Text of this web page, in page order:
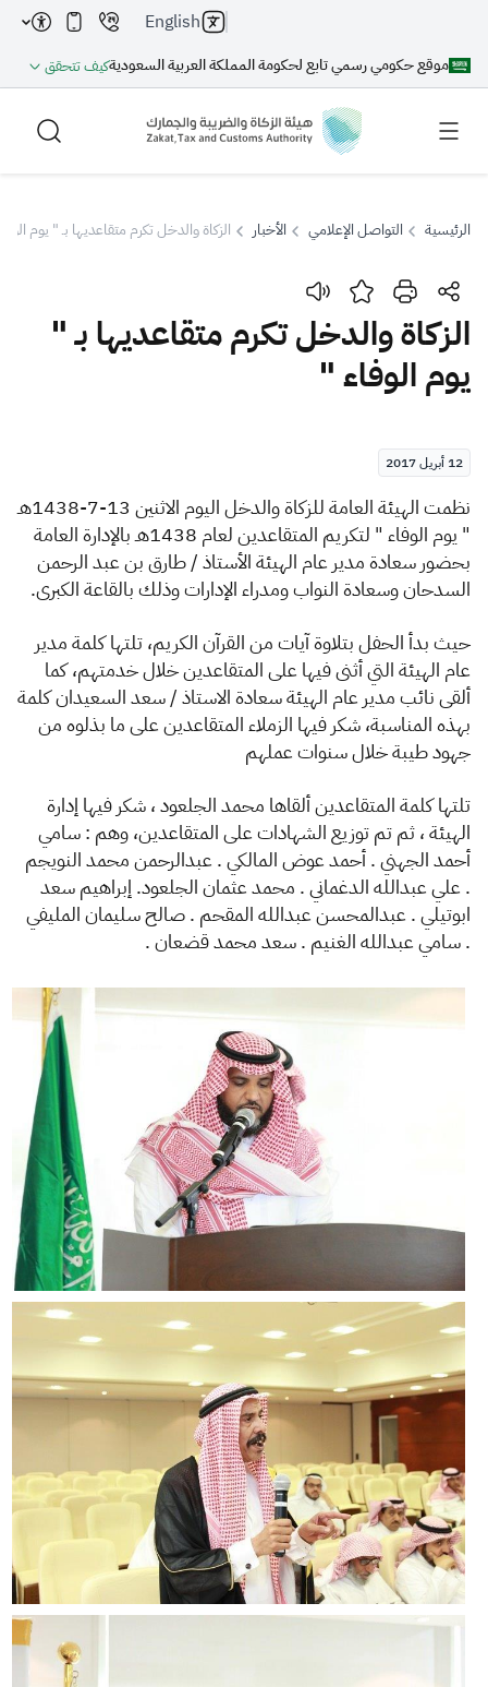
موقع حكومي رسمي تابع لحكومة المملكة العربية السعوديةكيف تتحقق
English
بحث
بحث بحث AI
اقتراحات
الإقرار الضريبي
التصرفات العقارية
الرئيسية التواصل الإعلامي الأخبار الزكاة والدخل تكرم متقاعديها بـ " يوم
الزكاة والدخل تكرم متقاعديها بـ "
يوم الوفاء "
12 أبريل 2017
نظمت الهيئة العامة للزكاة والدخل اليوم الاثنين 13-7-1438هـ
" يوم الوفاء " لتكريم المتقاعدين لعام 1438هـ بالإدارة العامة
بحضور سعادة مدير عام الهيئة الأستاذ / طارق بن عبد الرحمن
السدحان وسعادة النواب ومدراء الإدارات وذلك بالقاعة الكبرى.
حيث بدأ الحفل بتلاوة آيات من القرآن الكريم، تلتها كلمة مدير
عام الهيئة التي أثنى فيها على المتقاعدين خلال خدمتهم، كما
ألقى نائب مدير عام الهيئة سعادة الاستاذ / سعد السعيدان كلمة
بهذه المناسبة، شكر فيها الزملاء المتقاعدين على ما بذلوه من
جهود طيبة خلال سنوات عملهم
تلتها كلمة المتقاعدين ألقاها محمد الجلعود ، شكر فيها إدارة
الهيئة ، ثم تم توزيع الشهادات على المتقاعدين، وهم : سامي
أحمد الجهني . أحمد عوض المالكي . عبدالرحمن محمد النويجم
. علي عبدالله الدغماني . محمد عثمان الجلعود. إبراهيم سعد
ابوتيلي . عبدالمحسن عبدالله المقحم . صالح سليمان المليفي
. سامي عبدالله الغنيم . سعد محمد قضعان .​​